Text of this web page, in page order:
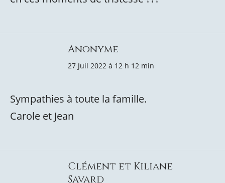
Anonyme
27 Juil 2022 à 12 h 12 min
Sympathies à toute la famille.
Carole et Jean
Clément et Kiliane
Savard